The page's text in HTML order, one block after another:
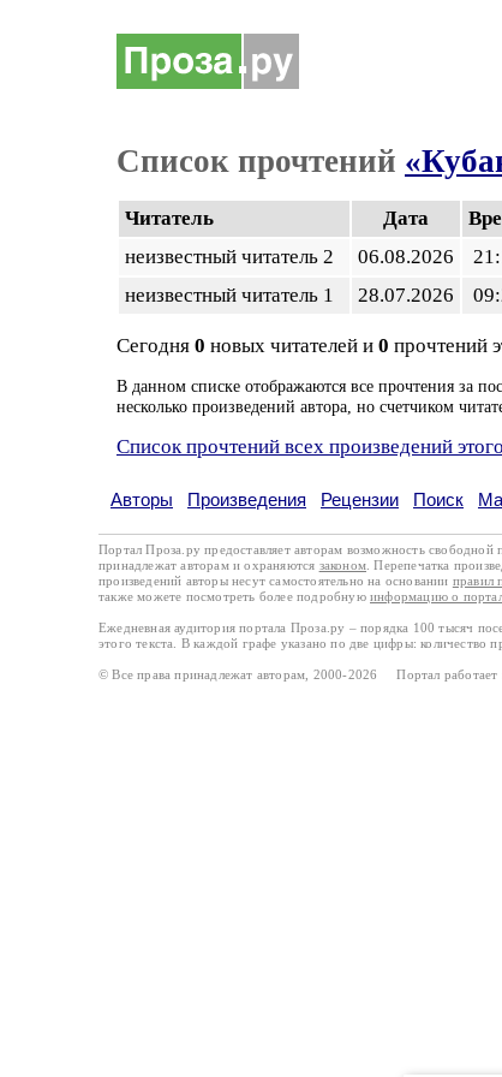
Список прочтений
Читатель Дата
неизвестный читатель 2
06.08.2026
неизвестный читатель 1
28.07.2026
Сегодня 0 новых читателей и 0 прочтений
В данном списке отображаются все прочтения за
несколько произведений автора, но счетчиком
Список прочтений всех произведений
Авторы Произведения Рецензии Поиск
Портал Проза.ру предоставляет авторам возможность
принадлежат авторам и охраняются законом . Перепечатка
произведений авторы несут самостоятельно на основании правил
также можете посмотреть более подробную информацию о
Ежедневная аудитория портала Проза.ру – порядка 100 тысяч
этого текста. В каждой графе указано по две цифры: количество
© Все права принадлежат авторам, 2000-2026 Портал работает